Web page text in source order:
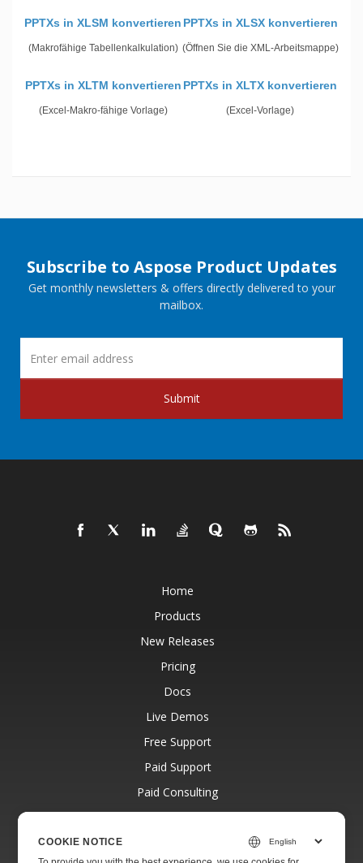
PPTXs in XLSM konvertieren
(Makrofähige Tabellenkalkulation)
PPTXs in XLSX konvertieren
(Öffnen Sie die XML-Arbeitsmappe)
PPTXs in XLTM konvertieren
(Excel-Makro-fähige Vorlage)
PPTXs in XLTX konvertieren
(Excel-Vorlage)
Subscribe to Aspose Product Updates
Get monthly newsletters & offers directly delivered to your
mailbox.
Submit
Home
Products
New Releases
Pricing
Docs
Live Demos
Free Support
Paid Support
Paid Consulting
Blog
COOKIE NOTICE